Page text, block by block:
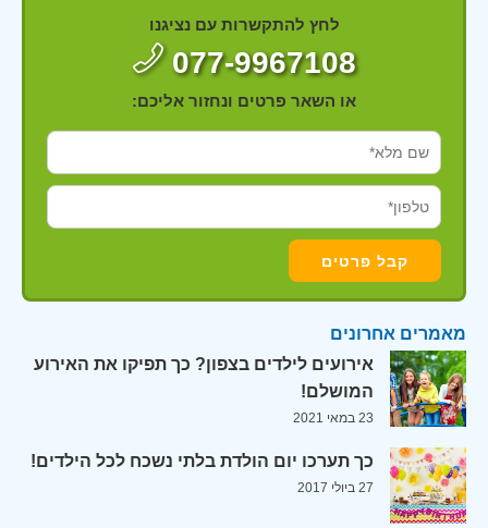
לחץ להתקשרות עם נציגנו
077-9967108
או השאר פרטים ונחזור אליכם:
מאמרים אחרונים
אירועים לילדים בצפון? כך תפיקו את האירוע
המושלם!
23 במאי 2021
כך תערכו יום הולדת בלתי נשכח לכל הילדים!
27 ביולי 2017